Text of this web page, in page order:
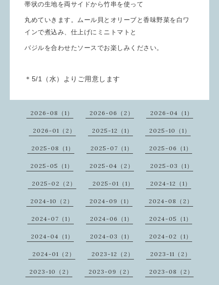
帯状の生地を両サイドから竹串を使って
丸めていきます。ムール貝とオリーブと香味野菜を白ワ
インで煮込み、 仕上げにミニトマトと
バジルを合わせたソースでお楽しみください。
＊5/1（水）よりご用意します
2026-08（1） 2026-06（2） 2026-04（1）
2026-01（2） 2025-12（1） 2025-10（1）
2025-08（1） 2025-07（1） 2025-06（1）
2025-05（1） 2025-04（2） 2025-03（1）
2025-02（2） 2025-01（1） 2024-12（1）
2024-10（2） 2024-09（1） 2024-08（2）
2024-07（1） 2024-06（1） 2024-05（1）
2024-04（1） 2024-03（1） 2024-02（1）
2024-01（2） 2023-12（2） 2023-11（2）
2023-10（2） 2023-09（2） 2023-08（2）